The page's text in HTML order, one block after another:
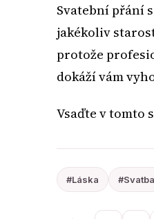
Svatební přání
jakékoliv
protože
dokáží vám
Vsaďte v tomto
#Láska #Svatba